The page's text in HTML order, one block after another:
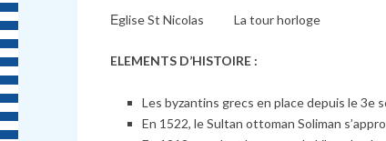
Εglise St Nicolas La tour horloge
ELEMENTS D’HISTOIRE :
Les byzantins grecs en place depuis le 3e
En 1522, le Sultan ottoman Soliman